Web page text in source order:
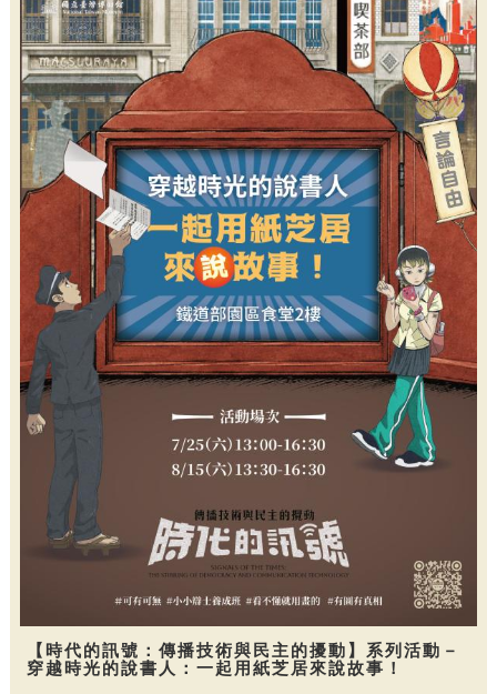
【時代的訊號：傳播技術與民主的擾動】系列活動－
穿越時光的說書人：一起用紙芝居來說故事！